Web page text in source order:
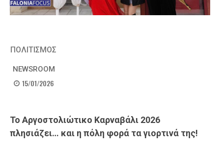
ΠΟΛΙΤΙΣΜΟΣ
NEWSROOM
15/01/2026
Το Αργοστολιώτικο Καρναβάλι 2026
πλησιάζει… και η πόλη φορά τα γιορτινά της!